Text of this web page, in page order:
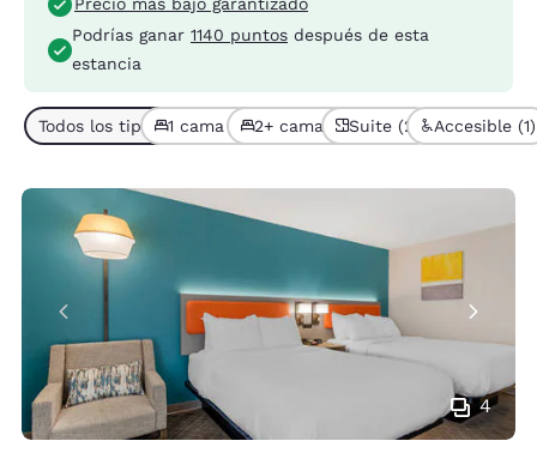
Podrías ganar 1140 puntos después de esta
estancia
Todos los tipos de habitación (5)
1 cama (4)2+ camas (1)Suite (2) Accesible (1)
4